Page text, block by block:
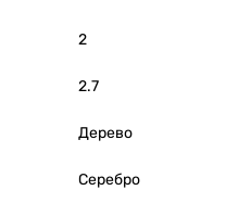
2
2.7
Дерево
Серебро